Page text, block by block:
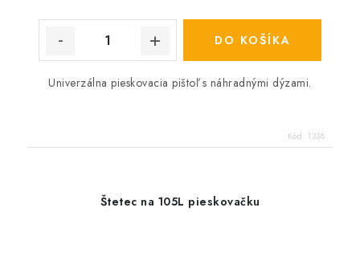
DO KOŠÍKA
Univerzálna pieskovacia pištoľ s náhradnými dýzami.
Kód: 1338
Štetec na 105L pieskovačku